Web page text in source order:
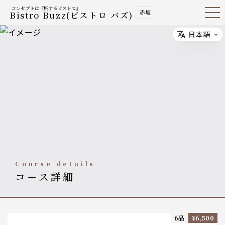
コンセプトは『旅するビストロ』
Bistro Buzz(ビストロ バズ) 赤坂 Open
Navig
course details
コース詳細
6品 ¥6,500
Select
日本語